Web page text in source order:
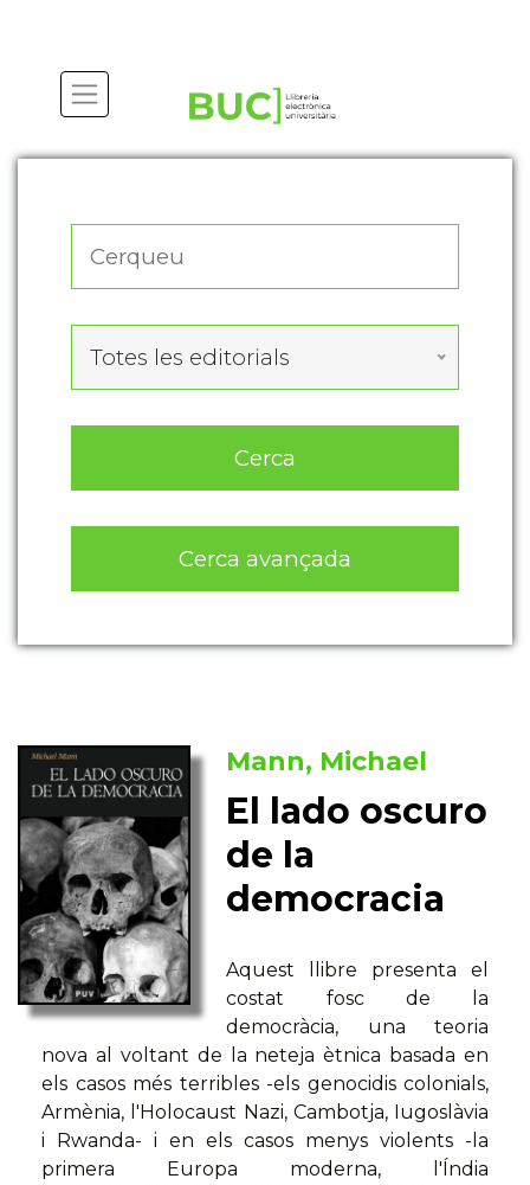
Totes les editorials
Cerca
Cerca avançada
Mann, Michael
El lado oscuro
de la
democracia
Aquest llibre presenta el
costat fosc de la
democràcia, una teoria
nova al voltant de la neteja ètnica basada en
els casos més terribles -els genocidis colonials,
Armènia, l'Holocaust Nazi, Cambotja, Iugoslàvia
i Rwanda- i en els casos menys violents -la
primera Europa moderna, l'Índia